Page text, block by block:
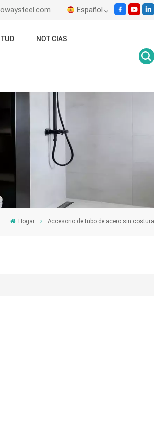
Español
NOTICIAS
Hogar Accesorio de tubo de acero sin costura